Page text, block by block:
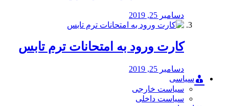
دسامبر 25, 2019
کارت ورود به امتحانات ترم تابس
دسامبر 25, 2019
سیاسی
سیاست خارجی
سیاست داخلی